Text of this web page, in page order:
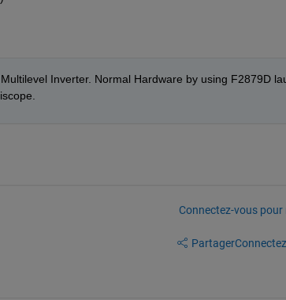
Inverter. Normal Hardware by using F2879D
Connectez-vous
Partager